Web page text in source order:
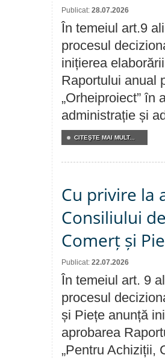
Publicat: 28.07.2026
În temeiul art.9
procesul
inițierea
Raportului anual
„Orheiproiect” în
administrație și
CITEŞTE MAI MULT...
Cu privire la
Consiliului
Comerț și
Publicat: 22.07.2026
În temeiul art. 9
procesul
și Piețe anunță
aprobarea
„Pentru Achiziții,